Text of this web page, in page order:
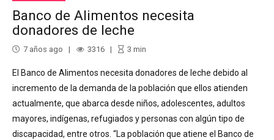
Banco de Alimentos necesita
donadores de leche
7 años ago 3316 3 min
El Banco de Alimentos necesita donadores de leche debido al
incremento de la demanda de la población que ellos atienden
actualmente, que abarca desde niños, adolescentes, adultos
mayores, indígenas, refugiados y personas con algún tipo de
discapacidad, entre otros. “La población que atiene el Banco de